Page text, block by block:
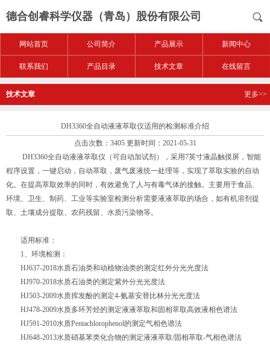
德合创睿科学仪器（青岛）股份有限公司
网站首页 公司简介 产品展示 新闻中心
联系我们 产品目录 技术文章 在线留言
技术文章 更多>>
DH3360全自动液液萃取仪适用的检测标准介绍
点击次数：3405 更新时间：2021-05-31
DH3360全自动液液萃取仪（可自动加试剂），采用7英寸液晶触摸屏，智能
程序设置，一键启动，自动萃取，废气废液统一处理等，实现了萃取实验的自动
化。在提高萃取效率的同时，有效避免了人与有毒气体的接触。主要用于食品、
环境、卫生、制药、工业等实验室检测分析需要液液萃取的场合，如有机溶剂提
取、土壤成分提取、农药残留、水质污染物等。
适用标准：
1、环境检测：
HJ637-2018水质石油类和动植物油类的测定红外分光光度法
HJ970-2018水质石油类的测定紫外分光光度法
HJ503-2009水质挥发酚的测定4-氨基安替比林分光光度法
HJ478-2009水质多环芳烃的测定液液萃取和固相萃取高效液相色谱法
HJ591-2010水质Pentachlorophenol的测定气相色谱法
HJ648-2013水质硝基苯类化合物的测定液液萃取/固相萃取-气相色谱法